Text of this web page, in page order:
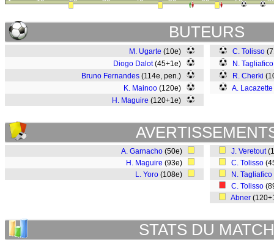
BUTEURS
M. Ugarte (10e)
Diogo Dalot(45+1e)
Bruno Fernandes (114e, pen.)
K. Mainoo (120e)
H. Maguire (120+1e)
C. Tolisso
N. Tagliafico
R. Cherki
A. Lacazette
A. Garnacho (50e)
H. Maguire (93e)
L. Yoro (108e)
J. Veretout
C. Tolisso
N. Tagliafico
C. Tolisso
Abner
STATS DU MATCH